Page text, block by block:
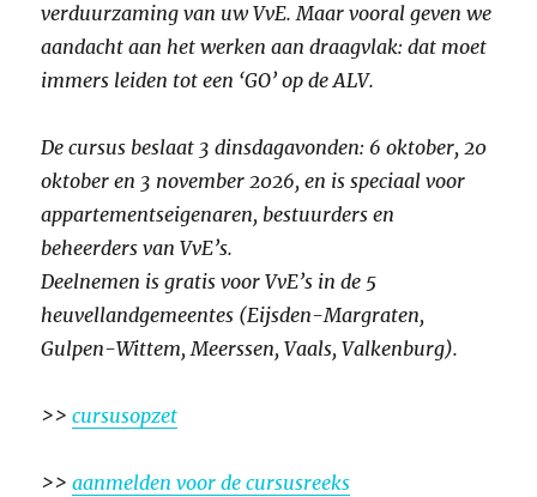
verduurzaming van uw VvE. Maar vooral geven we
aandacht aan het werken aan draagvlak: dat moet
immers leiden tot een ‘GO’ op de ALV.
De cursus beslaat 3 dinsdagavonden: 6 oktober, 20
oktober en 3 november 2026, en is speciaal voor
appartementseigenaren, bestuurders en
beheerders van VvE’s.
Deelnemen is gratis voor VvE’s in de 5
heuvellandgemeentes (Eijsden-Margraten,
Gulpen-Wittem, Meerssen, Vaals, Valkenburg).
>>cursusopzet
>>aanmelden voor de cursusreeks